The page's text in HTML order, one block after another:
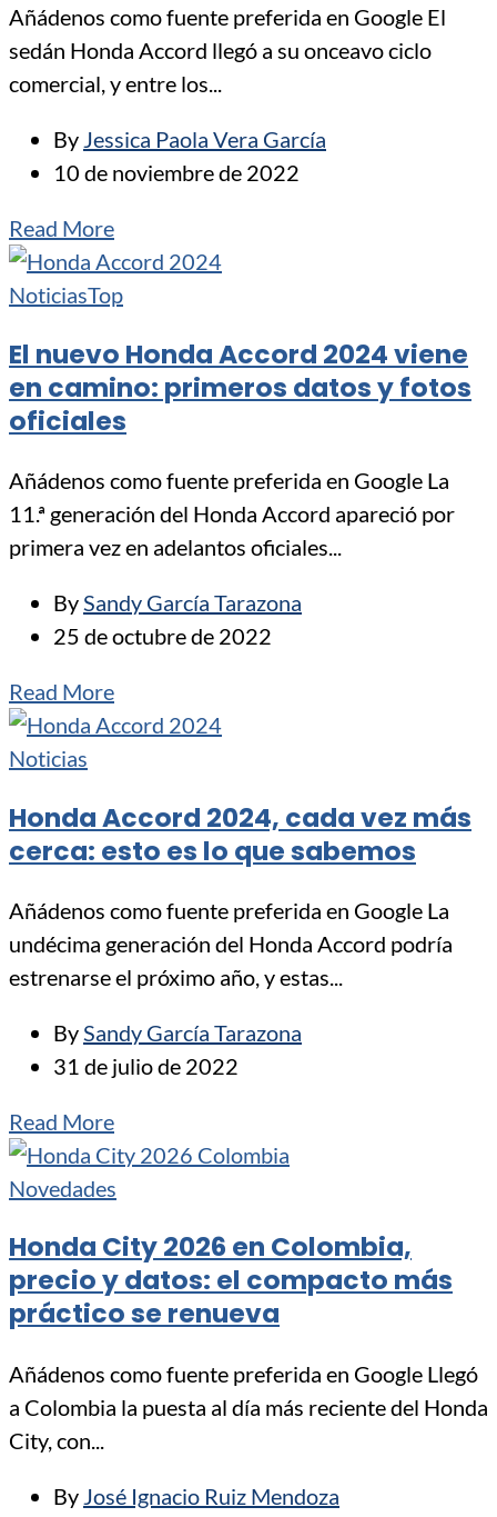
Añádenos como fuente preferida en Google El
sedán Honda Accord llegó a su onceavo ciclo
comercial, y entre los...
By Jessica Paola Vera García
10 de noviembre de 2022
Read More
NoticiasTop
El nuevo Honda Accord 2024 viene
en camino: primeros datos y fotos
oficiales
Añádenos como fuente preferida en Google La
11.ª generación del Honda Accord apareció por
primera vez en adelantos oficiales...
BySandy García Tarazona
25 de octubre de 2022
Read More
Noticias
Honda Accord 2024, cada vez más
cerca: esto es lo que sabemos
Añádenos como fuente preferida en Google La
undécima generación del Honda Accord podría
estrenarse el próximo año, y estas...
BySandy García Tarazona
31 de julio de 2022
Read More
Novedades
Honda City 2026 en Colombia,
precio y datos: el compacto más
práctico se renueva
Añádenos como fuente preferida en Google Llegó
a Colombia la puesta al día más reciente del Honda
City, con...
By José Ignacio Ruiz Mendoza